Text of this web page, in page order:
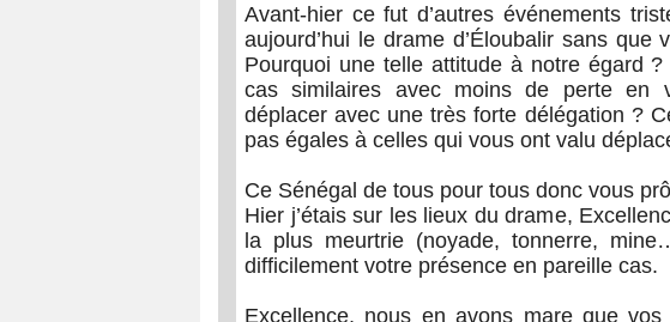
Avant-hier ce fut d’autres événements
aujourd’hui le drame d’Éloubalir sans que
Pourquoi une telle attitude à notre égard
cas similaires avec moins de perte en
déplacer avec une très forte délégation ?
pas égales à celles qui vous ont valu
Ce Sénégal de tous pour tous donc vous
Hier j’étais sur les lieux du drame,
la plus meurtrie (noyade, tonnerre,
difficilement votre présence en pareille cas.
Excellence, nous en avons mare que